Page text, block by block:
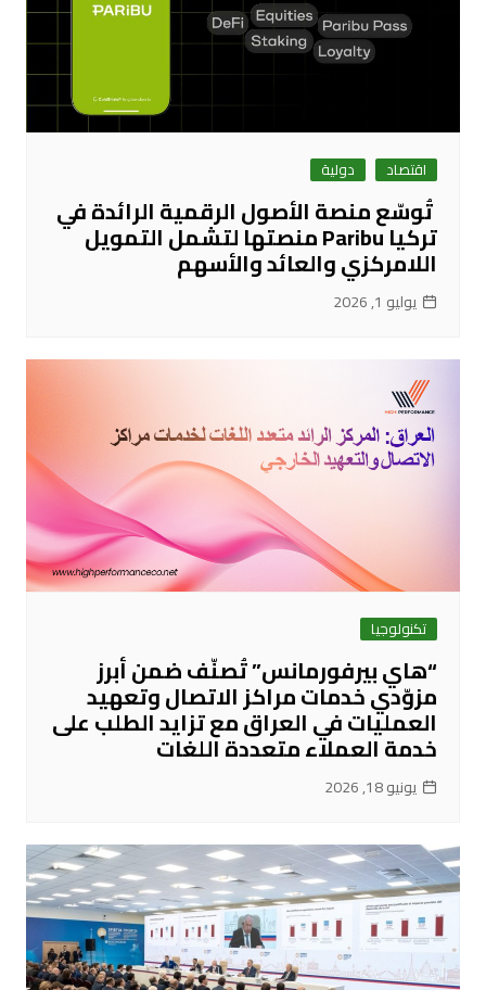
اقتصاد دولية
تُوسّع منصة الأصول الرقمية الرائدة في
تركيا Paribu منصتها لتشمل التمويل
اللامركزي والعائد والأسهم
يوليو 1, 2026
تكنولوجيا
“هاي بيرفورمانس” تُصنّف ضمن أبرز
مزوّدي خدمات مراكز الاتصال وتعهيد
العمليات في العراق مع تزايد الطلب على
خدمة العملاء متعددة اللغات
يونيو 18, 2026